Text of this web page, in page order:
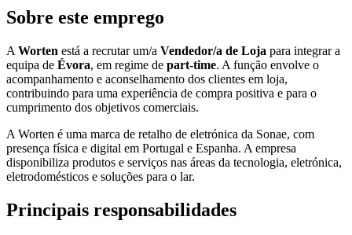
Sobre este emprego
A Worten está a recrutar um/a Vendedor/a de Loja para integrar a
equipa de Évora, em regime de part-time. A função envolve o
acompanhamento e aconselhamento dos clientes em loja,
contribuindo para uma experiência de compra positiva e para o
cumprimento dos objetivos comerciais.
A Worten é uma marca de retalho de eletrónica da Sonae, com
presença física e digital em Portugal e Espanha. A empresa
disponibiliza produtos e serviços nas áreas da tecnologia, eletrónica,
eletrodomésticos e soluções para o lar.
Principais responsabilidades